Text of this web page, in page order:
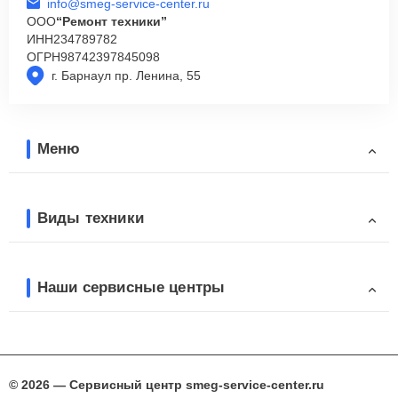
г. Барнаул пр. Ленина, 55
info@smeg-service-center.ru
ООО“Ремонт техники”
ИНН234789782
ОГРН98742397845098
Меню
Виды техники
Наши сервисные центры
© 2026 — Сервисный центр smeg-service-center.ru